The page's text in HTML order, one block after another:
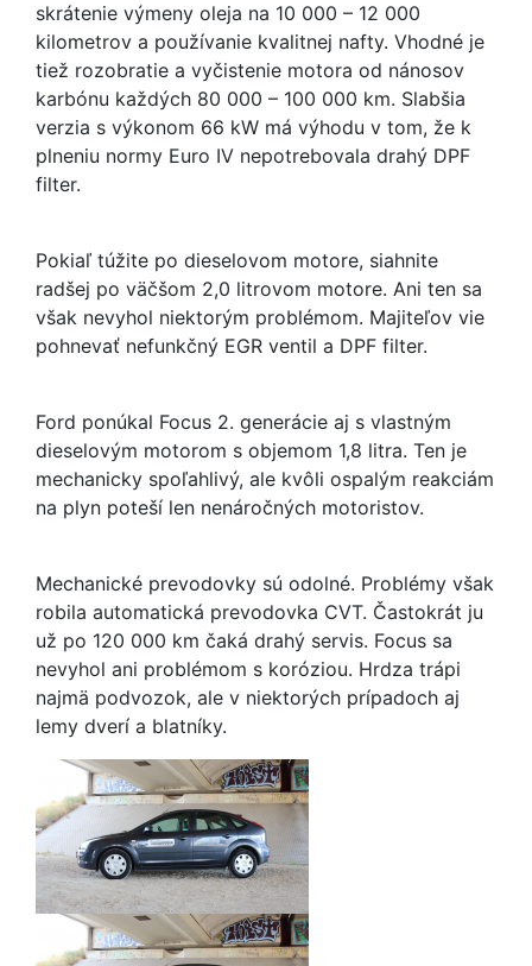
skrátenie výmeny oleja na 10 000 – 12 000
kilometrov a používanie kvalitnej nafty. Vhodné je
tiež rozobratie a vyčistenie motora od nánosov
karbónu každých 80 000 – 100 000 km. Slabšia
verzia s výkonom 66 kW má výhodu v tom, že k
plneniu normy Euro IV nepotrebovala drahý DPF
filter.
Pokiaľ túžite po dieselovom motore, siahnite
radšej po väčšom 2,0 litrovom motore. Ani ten sa
však nevyhol niektorým problémom. Majiteľov vie
pohnevať nefunkčný EGR ventil a DPF filter.
Ford ponúkal Focus 2. generácie aj s vlastným
dieselovým motorom s objemom 1,8 litra. Ten je
mechanicky spoľahlivý, ale kvôli ospalým reakciám
na plyn poteší len nenáročných motoristov.
Mechanické prevodovky sú odolné. Problémy však
robila automatická prevodovka CVT. Častokrát ju
už po 120 000 km čaká drahý servis. Focus sa
nevyhol ani problémom s koróziou. Hrdza trápi
najmä podvozok, ale v niektorých prípadoch aj
lemy dverí a blatníky.